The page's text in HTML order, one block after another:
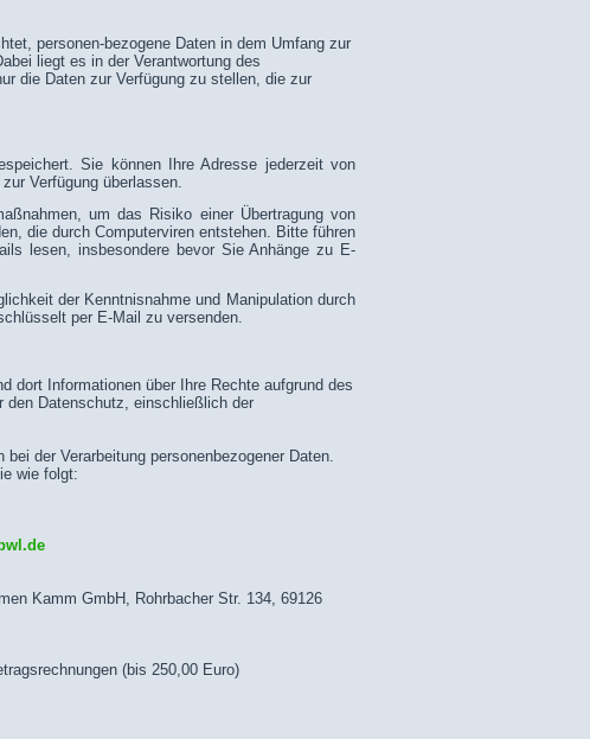
personen-bezogene Daten in dem Umfang zur
liegt es in der Verantwortung des
die Daten zur Verfügung zu stellen, die zur
Sie können Ihre Adresse jederzeit von
Verfügung überlassen.
um das Risiko einer Übertragung von
die durch Computerviren entstehen. Bitte führen
lesen, insbesondere bevor Sie Anhänge zu E-
der Kenntnisnahme und Manipulation durch
per E-Mail zu versenden.
dort Informationen über Ihre Rechte aufgrund des
den Datenschutz, einschließlich der
der Verarbeitung personenbezogener Daten.
wie folgt:
Kamm GmbH, Rohrbacher Str. 134, 69126
(bis 250,00 Euro)